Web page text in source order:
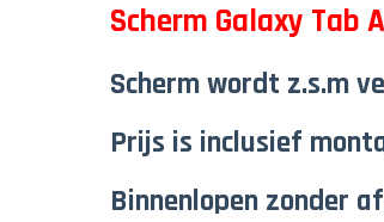
Scherm Galaxy Tab A
Scherm wordt z.s.m
Prijs is inclusief
Binnenlopen zonder